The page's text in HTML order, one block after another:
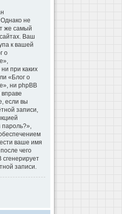
не
же самый
Ваш
к вашей
о
при каких
«Блог о
ни phpBB
если вы
записи,
пароль?»,
ваше имя
чего
записи.